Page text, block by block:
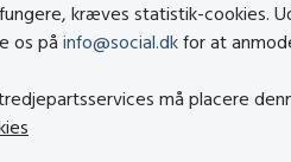
social.dk
brugen af cookies
kræves statistik-cookies.
os på info@social.dk for at
må placere